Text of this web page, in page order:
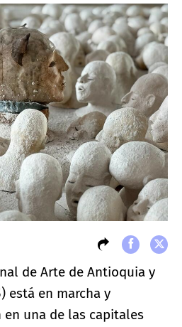
de Arte de Antioquia y
está en marcha y
una de las capitales